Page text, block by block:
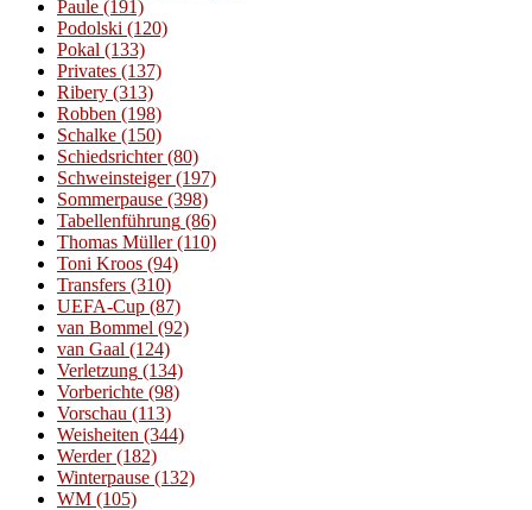
Paule (191)
Podolski (120)
Pokal (133)
Privates (137)
Ribery (313)
Robben (198)
Schalke (150)
Schiedsrichter(80)
Schweinsteiger(197)
Sommerpause (398)
Tabellenführung (86)
Thomas Müller(110)
Toni Kroos (94)
Transfers (310)
UEFA-Cup (87)
van Bommel (92)
van Gaal (124)
Verletzung (134)
Vorberichte (98)
Vorschau (113)
Weisheiten (344)
Werder(182)
Winterpause (132)
WM (105)